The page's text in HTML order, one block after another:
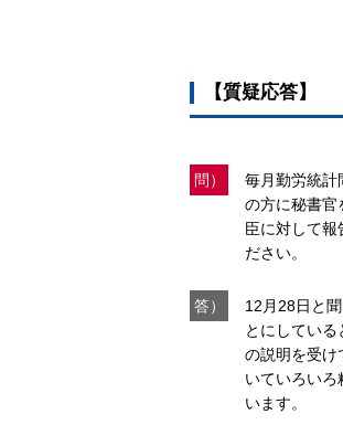
【質疑応答】
問）
毎月勤労統計
の方に秘書官
臣に対して報
ださい。
答）
12月28日と
とにしてい
の説明を受け
いていろい
います。